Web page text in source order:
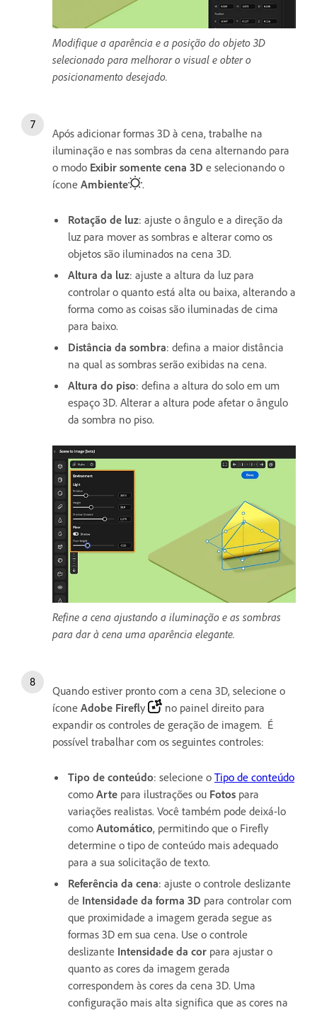
Modifique a aparência e a posição do objeto 3D
selecionado para melhorar o visual e obter o
posicionamento desejado.
Após adicionar formas 3D à cena, trabalhe na
iluminação e nas sombras da cena alternando para
o modo Exibir somente cena 3D e selecionando o
ícone Ambiente .
Rotação de luz: ajuste o ângulo e a direção da
luz para mover as sombras e alterar como os
objetos são iluminados na cena 3D.
Altura da luz: ajuste a altura da luz para
controlar o quanto está alta ou baixa, alterando a
forma como as coisas são iluminadas de cima
para baixo.
Distância da sombra: defina a maior distância
na qual as sombras serão exibidas na cena.
Altura do piso: defina a altura do solo em um
espaço 3D. Alterar a altura pode afetar o ângulo
da sombra no piso.
Refine a cena ajustando a iluminação e as sombras
para dar à cena uma aparência elegante.
Quando estiver pronto com a cena 3D, selecione o
ícone Adobe Firefly
no painel direito para
expandir os controles de geração de imagem. É
possível trabalhar com os seguintes controles:
Tipo de conteúdo: selecione o Tipo de conteúdo
como Arte para ilustrações ou Fotos para
variações realistas. Você também pode deixá-lo
como Automático, permitindo que o Firefly
determine o tipo de conteúdo mais adequado
para a sua solicitação de texto.
Referência da cena: ajuste o controle deslizante
de Intensidade da forma 3D para controlar com
que proximidade a imagem gerada segue as
formas 3D em sua cena. Use o controle
deslizante Intensidade da cor para ajustar o
quanto as cores da imagem gerada
correspondem às cores da cena 3D. Uma
configuração mais alta significa que as cores na